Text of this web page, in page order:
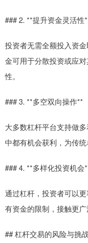
### 2. **提升资金灵活性
投资者无需全额投入资
金可用于分散投资或应
性。
### 3. **多空双向操作**
大多数杠杆平台支持做
中都有机会获利，为传统
### 4. **多样化投资机会
通过杠杆，投资者可以
有资金的限制，接触更广
## 杠杆交易的风险与挑